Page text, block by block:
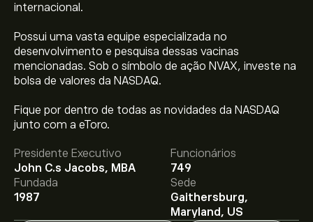
internacional.
Possui uma vasta equipe especializada no
desenvolvimento e pesquisa dessas vacinas
mencionadas. Sob o símbolo de ação NVAX, investe na
bolsa de valores da NASDAQ.
Fique por dentro de todas as novidades da NASDAQ
junto com a eToro.
Presidente Executivo
John C.s Jacobs, MBA
Funcionários
749
Fundada
1987
Sede
Gaithersburg,
Maryland, US
O preço atual da NVAX é 7.95‎$‎.
O preço médio alvo para Novavax Inc é 7.95‎$‎.
na eToro para previsões detalhadas de analistas e
metas de preço.